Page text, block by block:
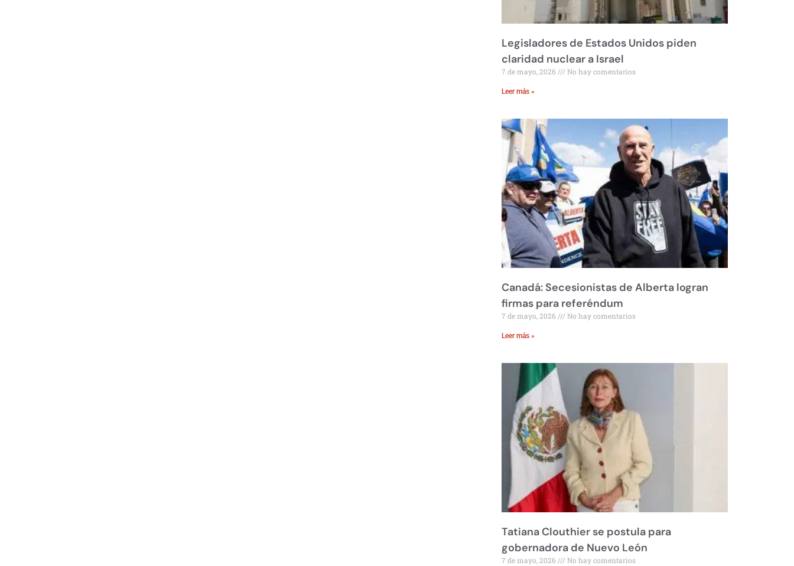
Legisladores de Estados Unidos piden
claridad nuclear a Israel
7 de mayo, 2026 No hay comentarios
Leer más »
Canadá: Secesionistas de Alberta logran
firmas para referéndum
7 de mayo, 2026 No hay comentarios
Leer más »
Tatiana Clouthier se postula para
gobernadora de Nuevo León
7 de mayo, 2026 No hay comentarios